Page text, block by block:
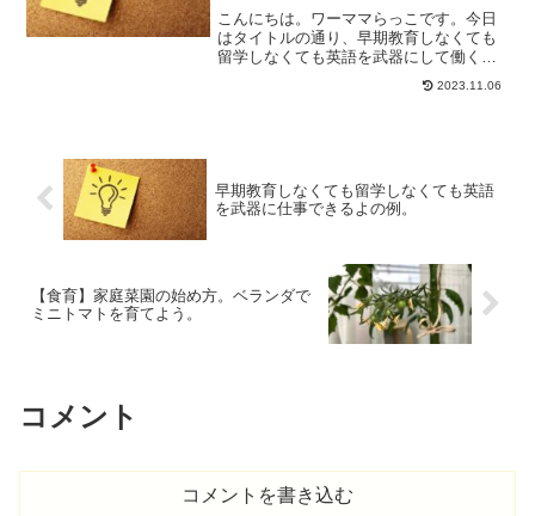
こんにちは。ワーママらっこです。今日
はタイトルの通り、早期教育しなくても
留学しなくても英語を武器にして働くこ
とはできるよ、っていう話について書き
たいと思います。少し前にこんな記事を
2023.11.06
早期教育しなくても留学しなくても英語
を武器に仕事できるよの例。
【食育】家庭菜園の始め方。ベランダで
ミニトマトを育てよう。
コメント
コメントを書き込む